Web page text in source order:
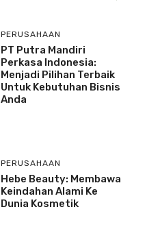
PERUSAHAAN
PT Putra Mandiri
Perkasa Indonesia:
Menjadi Pilihan Terbaik
Untuk Kebutuhan Bisnis
Anda
PERUSAHAAN
Hebe Beauty: Membawa
Keindahan Alami Ke
Dunia Kosmetik